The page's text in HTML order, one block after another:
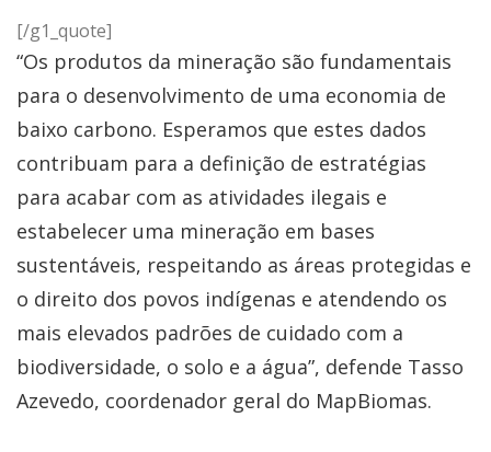
[/g1_quote]
“Os produtos da mineração são fundamentais
para o desenvolvimento de uma economia de
baixo carbono. Esperamos que estes dados
contribuam para a definição de estratégias
para acabar com as atividades ilegais e
estabelecer uma mineração em bases
sustentáveis, respeitando as áreas protegidas e
o direito dos povos indígenas e atendendo os
mais elevados padrões de cuidado com a
biodiversidade, o solo e a água”, defende Tasso
Azevedo, coordenador geral do MapBiomas.